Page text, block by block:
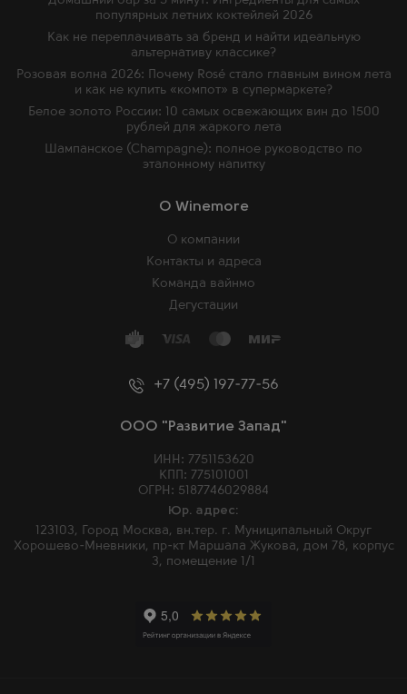
+7 (495) 197-77-56
ООО "Развитие Запад"
ИНН: 7751153620
КПП: 775101001
ОГРН: 5187746029884
Юр. адрес:
123103, Город Москва, вн.тер. г. Муниципальный Округ
Хорошево-Мневники, пр-кт Маршала Жукова, дом 78, корпус
3, помещение 1/1
O Winemore
О компании
Контакты и адреса
Команда вайнмо
Дегустации
популярных летних коктейлей 2026
Как не переплачивать за бренд и найти идеальную
альтернативу классике?
Розовая волна 2026: Почему Rosé стало главным вином лета
и как не купить «компот» в супермаркете?
Белое золото России: 10 самых освежающих вин до 1500
рублей для жаркого лета
Шампанское (Champagne): полное руководство по
эталонному напитку